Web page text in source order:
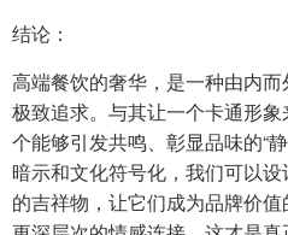
结论：
高端餐饮的奢华，是一种由内
极致追求。与其让一个卡通形象
个能够引发共鸣、彰显品味的“
暗示和文化符号化，我们可以
的吉祥物，让它们成为品牌价